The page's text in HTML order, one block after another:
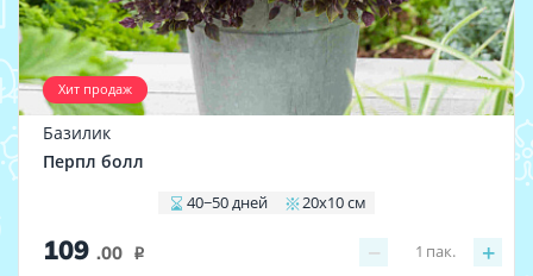
Хит продаж
Базилик
Перпл болл
40−50 дней 20х10 см
109 .00 i − +
1 пак.